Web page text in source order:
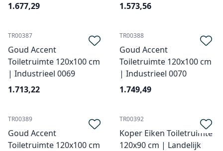
1.677,29
1.573,56
TR00387
Goud Accent
Toiletruimte 120x100 cm
| Industrieel 0069
1.713,22
TR00388
Goud Accent
Toiletruimte 120x100 cm
| Industrieel 0070
1.749,49
TR00389
Goud Accent
Toiletruimte 120x100 cm
TR00392
Koper Eiken Toiletruimte
120x90 cm | Landelijk